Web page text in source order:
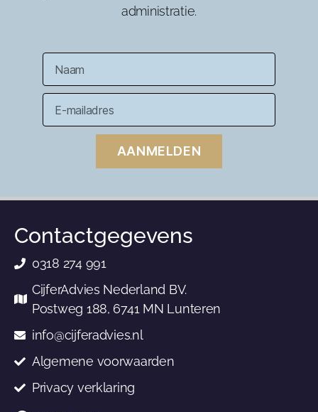
administratie.
AANMELDEN
Contactgegevens
0318 274 991
CijferAdvies Nederland BV.
Postweg 188, 6741 MN Lunteren
info@cijferadvies.nl
Algemene voorwaarden
Privacy verklaring